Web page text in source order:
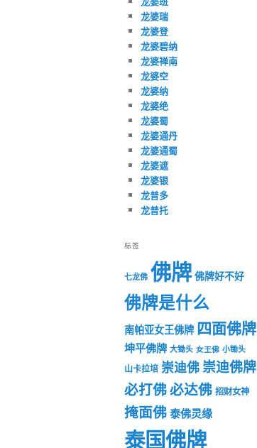
龙婆瑞
龙婆登
龙婆碧纳
龙婆禅南
龙婆空
龙婆纳
龙婆绝
龙婆蜀
龙婆通丹
龙婆通蜀
龙婆遮
龙婆银
龙普多
龙普托
标签
七龙佛 佛牌 佛牌好不好
佛牌是什么
南帕亚女王佛牌 四面佛牌
坤平佛牌 大锄头 女王佛 小锄头
山卡拉培 崇迪佛崇迪佛牌
必打佛必达佛 招财女神
掩面佛泰佛灵缘
泰国佛牌